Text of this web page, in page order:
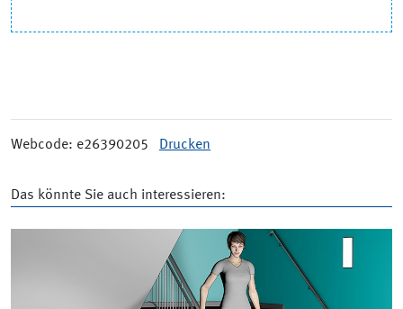
Webcode: e26390205 Drucken
Das könnte Sie auch interessieren: